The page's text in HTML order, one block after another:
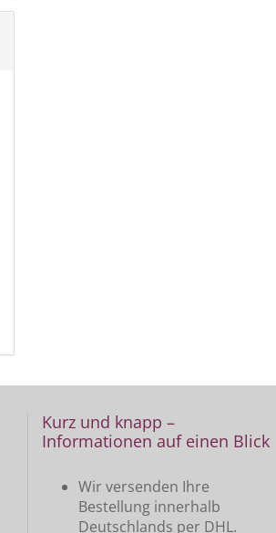
Kurz und knapp –
Informationen auf einen Blick
Wir versenden Ihre
Bestellung innerhalb
Deutschlands per DHL.